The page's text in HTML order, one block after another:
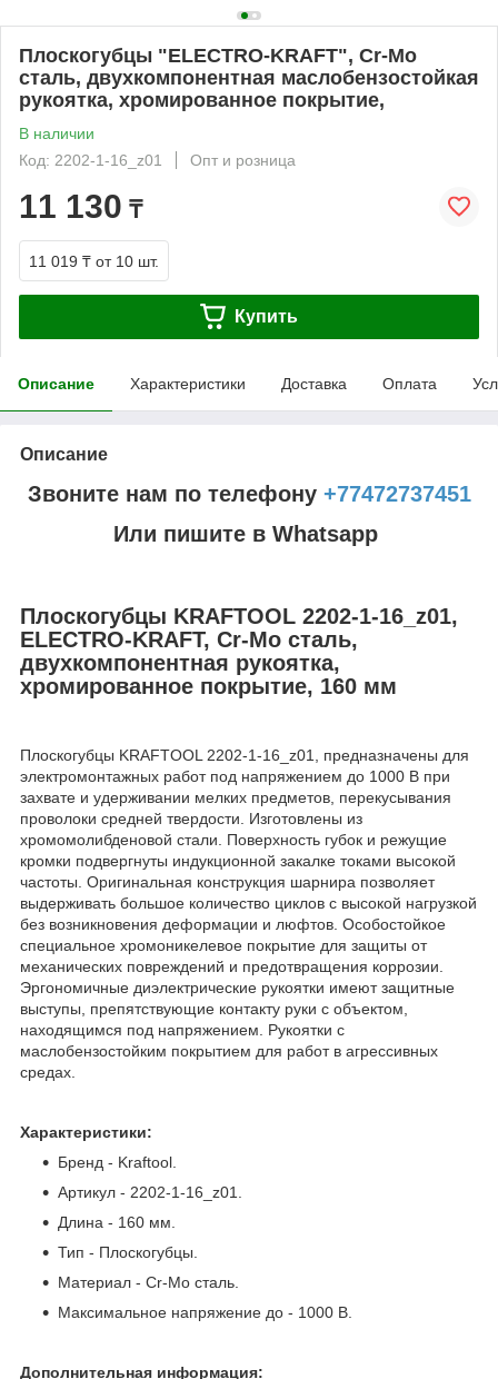
Плоскогубцы "ELECTRO-KRAFT", Cr-Mo
сталь, двухкомпонентная маслобензостойкая
рукоятка, хромированное покрытие,
В наличии
Код: 2202-1-16_z01
Опт и розница
11 130 ₸
11 019 ₸ от 10 шт.
Купить
Описание Характеристики Доставка Оплата
Описание
Звоните нам по телефону +77472737451
Или пишите в Whatsapp
Плоскогубцы KRAFTOOL 2202-1-16_z01,
ELECTRO-KRAFT, Cr-Mo сталь,
двухкомпонентная рукоятка,
хромированное покрытие, 160 мм
Плоскогубцы KRAFTOOL 2202-1-16_z01, предназначены для
электромонтажных работ под напряжением до 1000 В при
захвате и удерживании мелких предметов, перекусывания
проволоки средней твердости. Изготовлены из
хромомолибденовой стали. Поверхность губок и режущие
кромки подвергнуты индукционной закалке токами высокой
частоты. Оригинальная конструкция шарнира позволяет
выдерживать большое количество циклов с высокой нагрузкой
без возникновения деформации и люфтов. Особостойкое
специальное хромоникелевое покрытие для защиты от
механических повреждений и предотвращения коррозии.
Эргономичные диэлектрические рукоятки имеют защитные
выступы, препятствующие контакту руки с объектом,
находящимся под напряжением. Рукоятки c
маслобензостойким покрытием для работ в агрессивных
средах.
Характеристики:
Бренд - Kraftool.
Артикул - 2202-1-16_z01.
Длина - 160 мм.
Тип - Плоскогубцы.
Материал - Cr-Mo сталь.
Максимальное напряжение до - 1000 В.
Дополнительная информация: